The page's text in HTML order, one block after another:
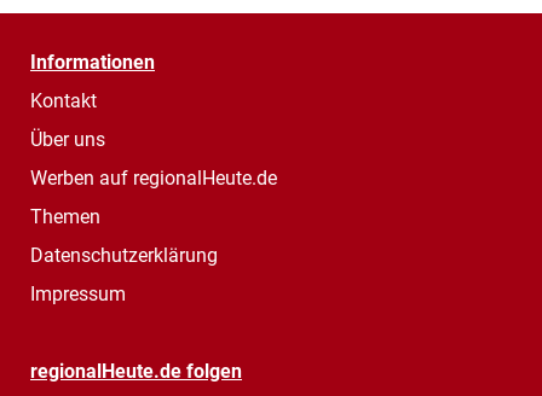
Informationen
Kontakt
Über uns
Werben auf regionalHeute.de
Themen
Datenschutzerklärung
Impressum
regionalHeute.de folgen